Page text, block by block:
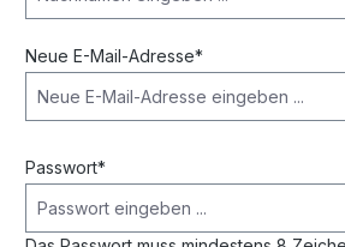
Neue E-Mail-Adresse*
Passwort*